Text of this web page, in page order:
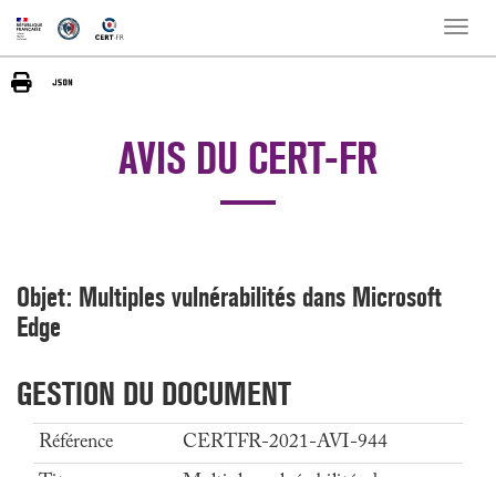
Toggle
AVIS DU CERT-FR
Objet: Multiples vulnérabilités dans Microsoft
Edge
GESTION DU DOCUMENT
Référence
CERTFR-2021-AVI-944